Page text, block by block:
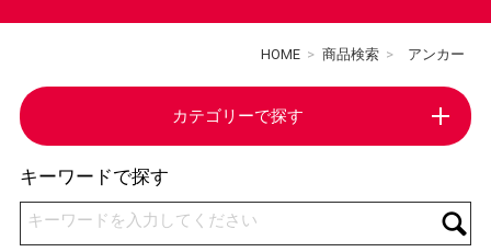
HOME > 商品検索 > アンカー
カテゴリーで探す
キーワードで探す
キーワードを入力してください